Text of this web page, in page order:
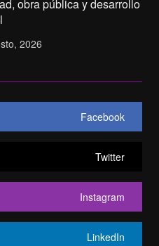
obra pública y desarrollo
2026
Facebook
Twitter
Instagram
LinkedIn